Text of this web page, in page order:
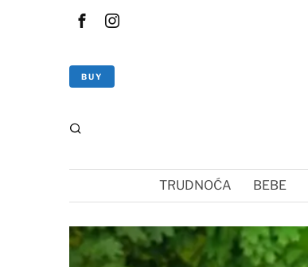
BUY
TRUDNOĆA BEBE